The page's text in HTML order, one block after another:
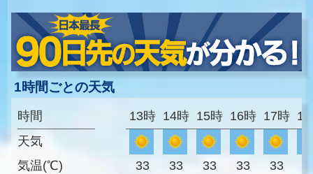
1時間ごとの天気
時間
天気
気温(℃)
13時 14時 15時 16時 17時
33 33 33 33 33